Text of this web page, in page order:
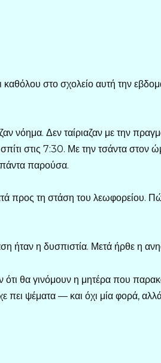
καθόλου στο σχολείο αυτή την
νόημα. Δεν ταίριαζαν με την
στις 7:30. Με την τσάντα στον
πάντα παρούσα.
προς τη στάση του λεωφορείου.
ήταν η δυσπιστία. Μετά ήρθε η
θα γινόμουν η μητέρα που
πει ψέματα — και όχι μία φορά,